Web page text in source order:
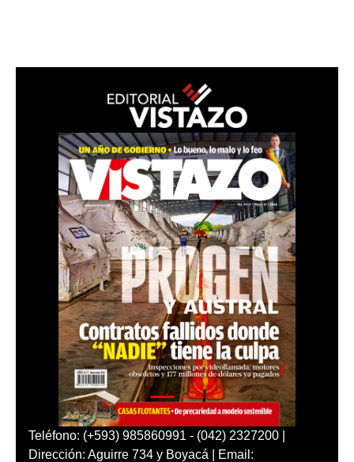
Teléfono: (+593) 985860991 - (042) 2327200 |
Dirección: Aguirre 734 y Boyacá | Email: